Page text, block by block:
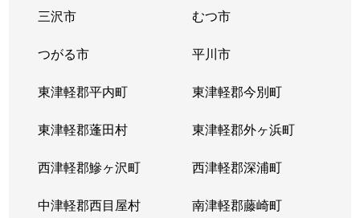
三沢市 むつ市
つがる市 平川市
東津軽郡平内町 東津軽郡今別町
東津軽郡蓬田村 東津軽郡外ヶ浜町
西津軽郡鰺ヶ沢町 西津軽郡深浦町
中津軽郡西目屋村 南津軽郡藤崎町